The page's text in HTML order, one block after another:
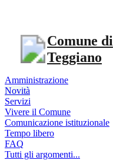
Comune di
Teggiano
Amministrazione
Novità
Servizi
Vivere il Comune
Comunicazione istituzionale
Tempo libero
FAQ
Tutti gli argomenti...